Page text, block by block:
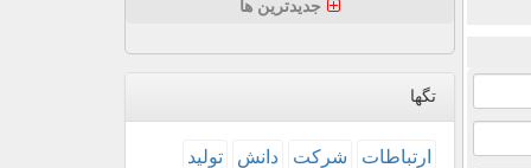
جدیدترین ها
تگها
ارتباطات شركت دانش
تولید